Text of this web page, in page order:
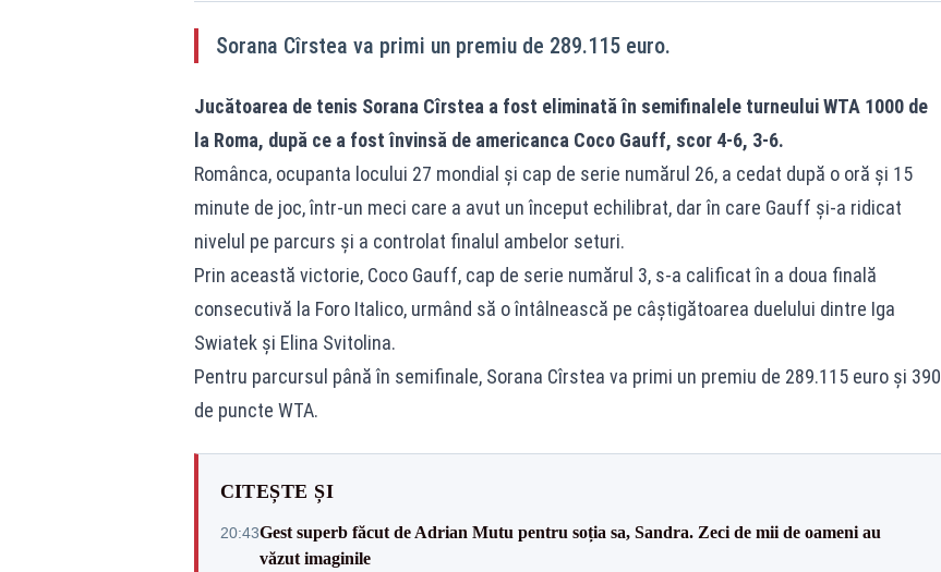
Sorana Cîrstea va primi un premiu de 289.115 euro.
Jucătoarea de tenis Sorana Cîrstea a fost eliminată în semifinalele turneului WTA 1000 de
la Roma, după ce a fost învinsă de americanca Coco Gauff, scor 4-6, 3-6.
Românca, ocupanta locului 27 mondial și cap de serie numărul 26, a cedat după o oră și 15
minute de joc, într-un meci care a avut un început echilibrat, dar în care Gauff și-a ridicat
nivelul pe parcurs și a controlat finalul ambelor seturi.
Prin această victorie, Coco Gauff, cap de serie numărul 3, s-a calificat în a doua finală
consecutivă la Foro Italico, urmând să o întâlnească pe câștigătoarea duelului dintre Iga
Swiatek și Elina Svitolina.
Pentru parcursul până în semifinale, Sorana Cîrstea va primi un premiu de 289.115 euro și 390
de puncte WTA.
CITEȘTE ȘI
20:43Gest superb făcut de Adrian Mutu pentru soția sa, Sandra. Zeci de mii de oameni au
văzut imaginile